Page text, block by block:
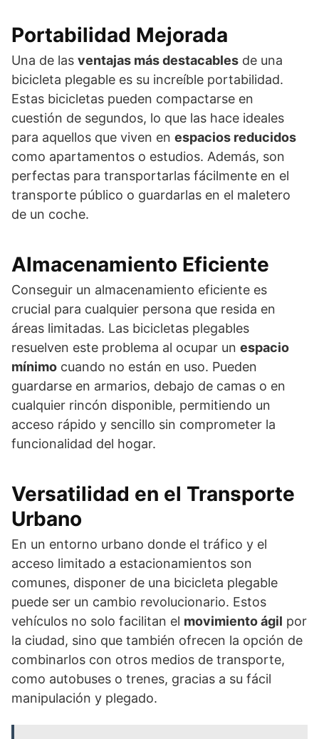
Portabilidad Mejorada
Una de las ventajas más destacables de una
bicicleta plegable es su increíble portabilidad.
Estas bicicletas pueden compactarse en
cuestión de segundos, lo que las hace ideales
para aquellos que viven en espacios reducidos
como apartamentos o estudios. Además, son
perfectas para transportarlas fácilmente en el
transporte público o guardarlas en el maletero
de un coche.
Almacenamiento Eficiente
Conseguir un almacenamiento eficiente es
crucial para cualquier persona que resida en
áreas limitadas. Las bicicletas plegables
resuelven este problema al ocupar un espacio
mínimo cuando no están en uso. Pueden
guardarse en armarios, debajo de camas o en
cualquier rincón disponible, permitiendo un
acceso rápido y sencillo sin comprometer la
funcionalidad del hogar.
Versatilidad en el Transporte
Urbano
En un entorno urbano donde el tráfico y el
acceso limitado a estacionamientos son
comunes, disponer de una bicicleta plegable
puede ser un cambio revolucionario. Estos
vehículos no solo facilitan el movimiento ágil por
la ciudad, sino que también ofrecen la opción de
combinarlos con otros medios de transporte,
como autobuses o trenes, gracias a su fácil
manipulación y plegado.